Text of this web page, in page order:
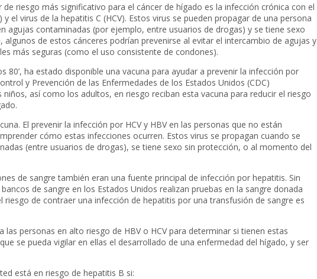
riesgo más significativo para el cáncer de hígado es la infección crónica con el
y el virus de la hepatitis C (HCV). Estos virus se pueden propagar de una persona
agujas contaminadas (por ejemplo, entre usuarios de drogas) y se tiene sexo
de estos cánceres podrían prevenirse al evitar el intercambio de agujas y
más seguras (como el uso consistente de condones).
80’, ha estado disponible una vacuna para ayudar a prevenir la infección por
y Prevención de las Enfermedades de los Estados Unidos (CDC)
así como los adultos, en riesgo reciban esta vacuna para reducir el riesgo
El prevenir la infección por HCV y HBV en las personas que no están
cómo estas infecciones ocurren. Estos virus se propagan cuando se
(entre usuarios de drogas), se tiene sexo sin protección, o al momento del
de sangre también eran una fuente principal de infección por hepatitis. Sin
de sangre en los Estados Unidos realizan pruebas en la sangre donada
riesgo de contraer una infección de hepatitis por una transfusión de sangre es
las personas en alto riesgo de HBV o HCV para determinar si tienen estas
se pueda vigilar en ellas el desarrollado de una enfermedad del hígado, y ser
está en riesgo de hepatitis B si: